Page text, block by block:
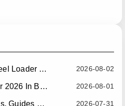
2026-08-02
China Leading Mini Wheel Loader Supplier: Reliable Compact Wheel Loaders For Global Markets
2026-08-01
Meet RIPPA At Expointer 2026 In Brazil
2026-07-31
Wheel Loader Blog | Tips, Guides & Attachments